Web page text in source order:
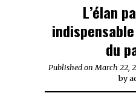
L’élan
du
Published on March 22,
by